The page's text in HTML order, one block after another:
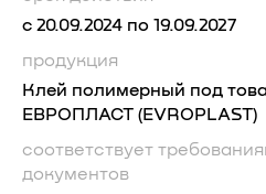
с 20.09.2024 по 19.09.2027
продукция
Клей полимерный под
ЕВРОПЛАСТ (EVROPLAST)
соответствует
документов